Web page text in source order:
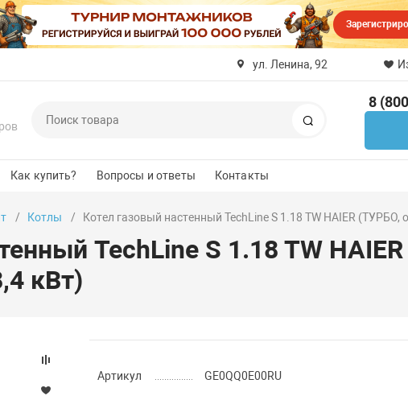
ул. Ленина, 92
8
Как купить? Вопросы и ответы Контакты
Котлы Котел газовый настенный TechLine S 1.18 TW HAIER (ТУРБО,
TechLine S 1.18 TW
кВт)
Артикул GE0QQ0E00RU